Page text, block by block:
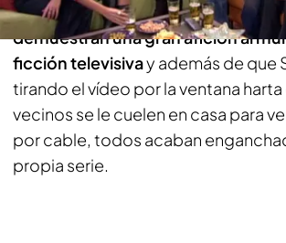
Sole, Carlota, Sergio y hasta el
demuestran una gran afición al
ficción televisivay además de que
tirando el vídeo por la ventana harta
vecinos se le cuelen en casa para
por cable, todos acaban
propia serie.